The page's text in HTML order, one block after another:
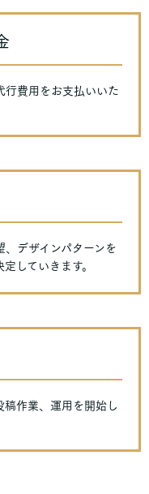
行費用をお支払いいた
デザインパターンを
していきます。
稿作業、運用を開始し